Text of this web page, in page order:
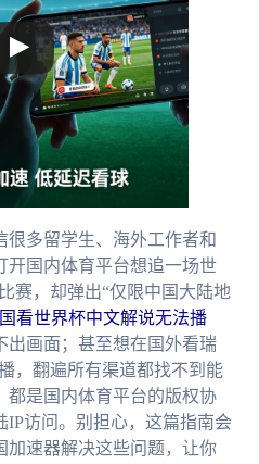
多留学生、海外工作者和
开国内体育平台想追一场世
赛，却弹出“仅限中国大陆地
看世界杯中文解说无法播
出画面；甚至想在国外看瑞
，翻遍所有渠道都找不到能
都是国内体育平台的版权协
访问。别担心，这篇指南会
加速器解决这些问题，让你